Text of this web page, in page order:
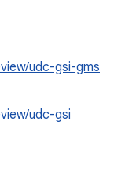
udc-gsi-gms
udc-gsi